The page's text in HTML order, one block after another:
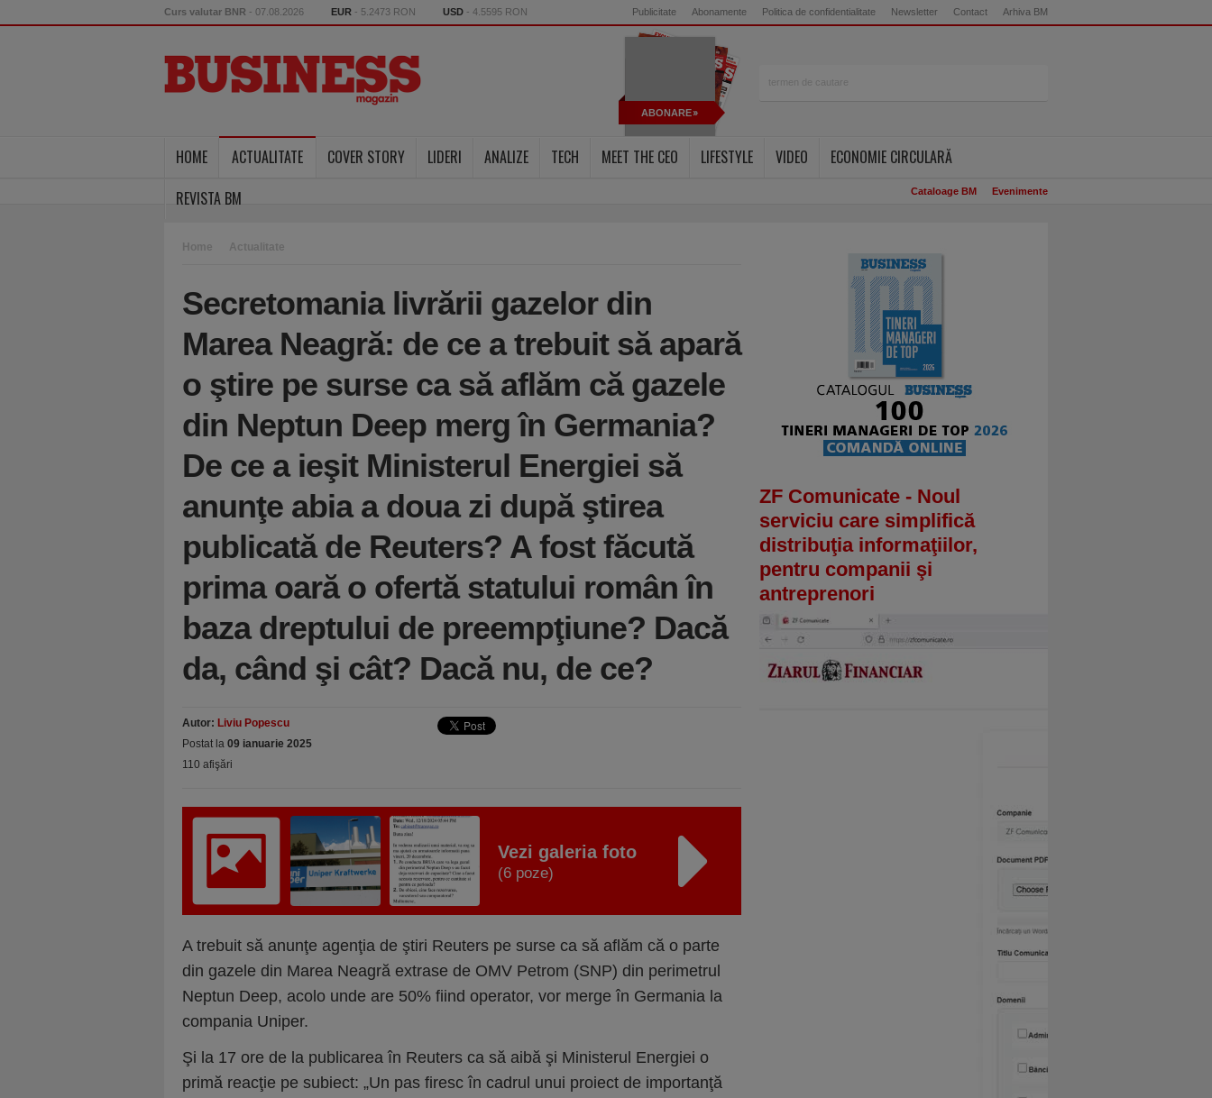
Curs valutar BNR - 07.08.2026 EUR - 5.2473 RON USD - 4.5595 RON Publicitate Abonamente Politica de confidentialitate Newsletter Contact Arhiva BM
ABONARE
HOME ACTUALITATE COVER STORY LIDERI ANALIZE TECH MEET THE CEO LIFESTYLE VIDEO
ECONOMIE CIRCULARĂ
REVISTA BM
Cataloage BM Evenimente
Home Actualitate
Secretomania livrării gazelor din
Marea Neagră: de ce a trebuit să apară
o ştire pe surse ca să aflăm că gazele
din Neptun Deep merg în Germania?
De ce a ieşit Ministerul Energiei să
anunţe abia a doua zi după ştirea
publicată de Reuters? A fost făcută
prima oară o ofertă statului român în
baza dreptului de preempţiune? Dacă
da, când şi cât? Dacă nu, de ce?
Autor: Liviu Popescu
Postat la 09 ianuarie 2025
110 afişări
Vezi galeria foto
(6 poze)
A trebuit să anunţe agenţia de ştiri Reuters pe surse ca să aflăm că o parte
din gazele din Marea Neagră extrase de OMV Petrom (SNP) din perimetrul
Neptun Deep, acolo unde are 50% fiind operator, vor merge în Germania la
compania Uniper.
Şi la 17 ore de la publicarea în Reuters ca să aibă şi Ministerul Energiei o
primă reacţie pe subiect: „Un pas firesc în cadrul unui proiect de importanţă
ZF Comunicate - Noul
serviciu care simplifică
distribuţia informaţiilor,
pentru companii şi
antreprenori